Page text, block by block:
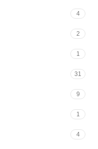
4
2
1
31
9
1
4